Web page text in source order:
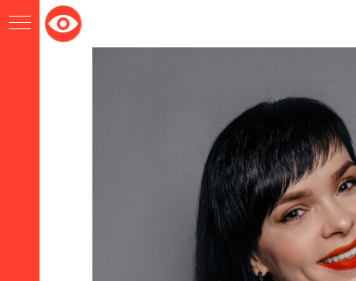
Версия
для
слабовидящих